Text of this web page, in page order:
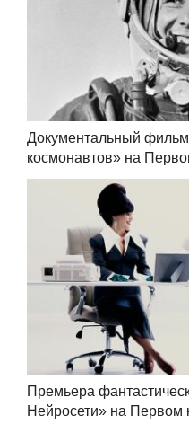
Документальный
космонавтов» на
Премьера
Нейросети» на Первом